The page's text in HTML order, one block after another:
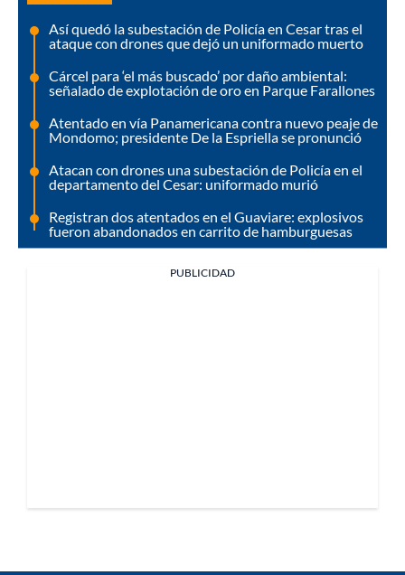
Así quedó la subestación de Policía en Cesar tras el
ataque con drones que dejó un uniformado muerto
Cárcel para ‘el más buscado’ por daño ambiental:
señalado de explotación de oro en Parque Farallones
Atentado en vía Panamericana contra nuevo peaje de
Mondomo; presidente De la Espriella se pronunció
Atacan con drones una subestación de Policía en el
departamento del Cesar: uniformado murió
Registran dos atentados en el Guaviare: explosivos
fueron abandonados en carrito de hamburguesas
PUBLICIDAD